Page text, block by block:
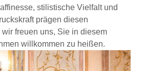
stilistische Vielfalt und
prägen diesen
wir freuen uns, Sie in diesem
willkommen zu heißen.